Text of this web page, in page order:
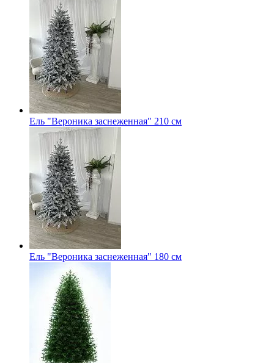
Ель "Вероника заснеженная" 210 см
Ель "Вероника заснеженная" 180 см